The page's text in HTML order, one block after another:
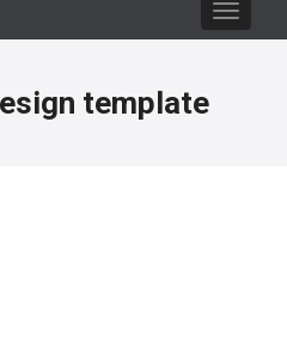
Toggle
template